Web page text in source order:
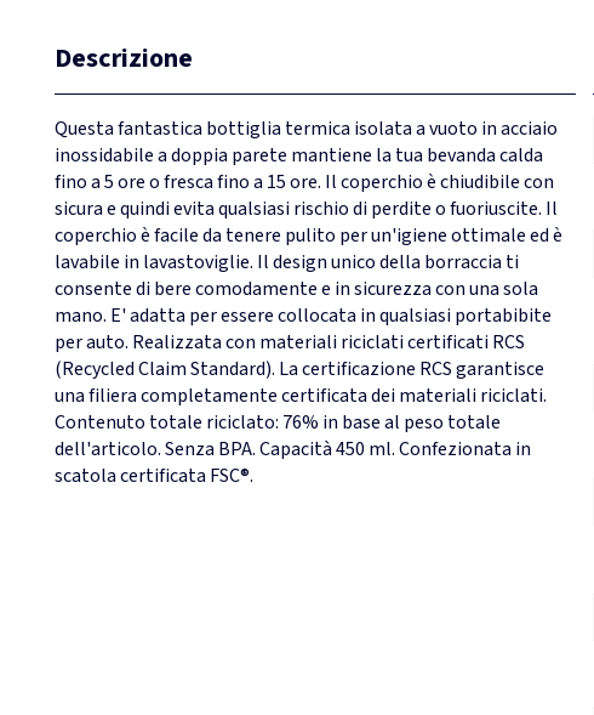
Descrizione
Questa fantastica bottiglia termica isolata a vuoto in acciaio
inossidabile a doppia parete mantiene la tua bevanda calda
fino a 5 ore o fresca fino a 15 ore. Il coperchio è chiudibile con
sicura e quindi evita qualsiasi rischio di perdite o fuoriuscite. Il
coperchio è facile da tenere pulito per un'igiene ottimale ed è
lavabile in lavastoviglie. Il design unico della borraccia ti
consente di bere comodamente e in sicurezza con una sola
mano. E' adatta per essere collocata in qualsiasi portabibite
per auto. Realizzata con materiali riciclati certificati RCS
(Recycled Claim Standard). La certificazione RCS garantisce
una filiera completamente certificata dei materiali riciclati.
Contenuto totale riciclato: 76% in base al peso totale
dell'articolo. Senza BPA. Capacità 450 ml. Confezionata in
scatola certificata FSC®.